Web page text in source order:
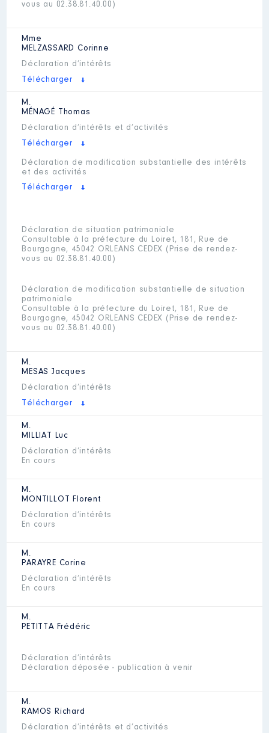
vous au 02.38.81.40.00)
Mme
MELZASSARD Corinne
Déclaration d’intérêts
Télécharger
M.
MÉNAGÉ Thomas
Déclaration d’intérêts et d’activités
Télécharger
Déclaration de modification substantielle des intérêts
et des activités
Télécharger
Déclaration de situation patrimoniale
Consultable à la préfecture du Loiret, 181, Rue de
Bourgogne, 45042 ORLEANS CEDEX (Prise de rendez-
vous au 02.38.81.40.00)
Déclaration de modification substantielle de situation
patrimoniale
Consultable à la préfecture du Loiret, 181, Rue de
Bourgogne, 45042 ORLEANS CEDEX (Prise de rendez-
vous au 02.38.81.40.00)
M.
MESAS Jacques
Déclaration d’intérêts
Télécharger
M.
MILLIAT
Luc
Déclaration d’intérêts
En cours
M.
MONTILLOT Florent
Déclaration d’intérêts
En cours
M.
PARAYRE Corine
Déclaration d’intérêts
En cours
M.
PETITTAFrédéric
Déclaration d’intérêts
Déclaration déposée - publication à venir
M.
RAMOS Richard
Déclaration d’intérêts et d’activités